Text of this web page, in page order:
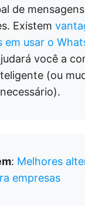
de
Existem
em usar o
você a
(ou
: Melhores
empresas